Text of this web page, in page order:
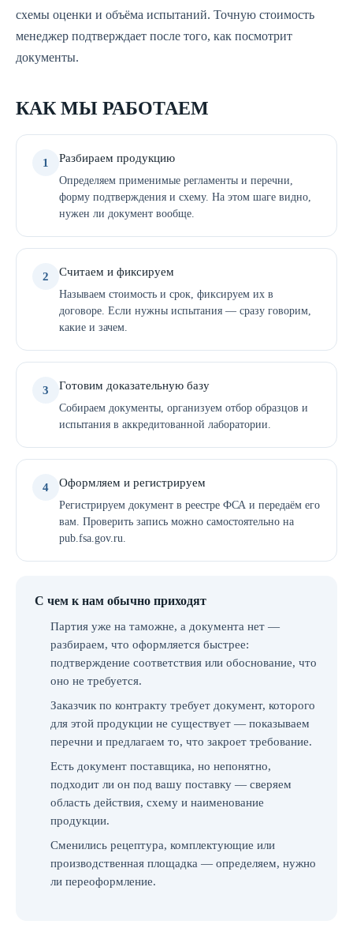
схемы оценки и объёма испытаний. Точную стоимость
менеджер подтверждает после того, как посмотрит
документы.
КАК МЫ РАБОТАЕМ
1 Разбираем продукцию
Определяем применимые регламенты и перечни,
форму подтверждения и схему. На этом шаге видно,
нужен ли документ вообще.
2 Считаем и фиксируем
Называем стоимость и срок, фиксируем их в
договоре. Если нужны испытания — сразу говорим,
какие и зачем.
3 Готовим доказательную базу
Собираем документы, организуем отбор образцов и
испытания в аккредитованной лаборатории.
4 Оформляем и регистрируем
Регистрируем документ в реестре ФСА и передаём его
вам. Проверить запись можно самостоятельно на
pub.fsa.gov.ru.
С чем к нам обычно приходят
Партия уже на таможне, а документа нет —
разбираем, что оформляется быстрее:
подтверждение соответствия или обоснование, что
оно не требуется.
Заказчик по контракту требует документ, которого
для этой продукции не существует — показываем
перечни и предлагаем то, что закроет требование.
Есть документ поставщика, но непонятно,
подходит ли он под вашу поставку — сверяем
область действия, схему и наименование
продукции.
Сменились рецептура, комплектующие или
производственная площадка — определяем, нужно
ли переоформление.